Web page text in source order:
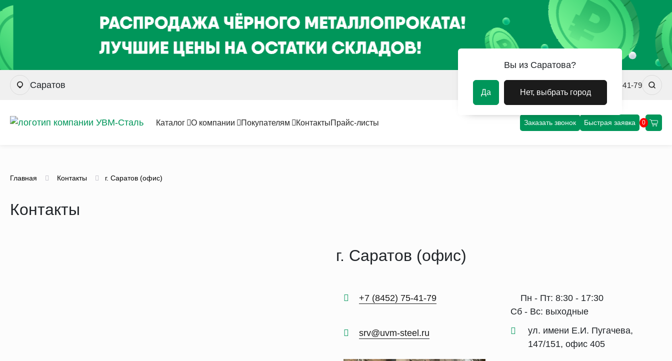
Саратов +7 (8452) 75-41-79
Каталог О компании Покупателям КонтактыПрайс-листы Заказать звонок Быстрая заявка 0
Главная Контакты г. Саратов (офис)
Контакты
г. Саратов (офис)
+7 (8452) 75-41-79
Пн - Пт: 8:30 - 17:30
Сб - Вс: выходные
srv@uvm-steel.ru
ул. имени Е.И. Пугачева,
147/151, офис 405
Вы из Саратова?
Да Нет, выбрать город